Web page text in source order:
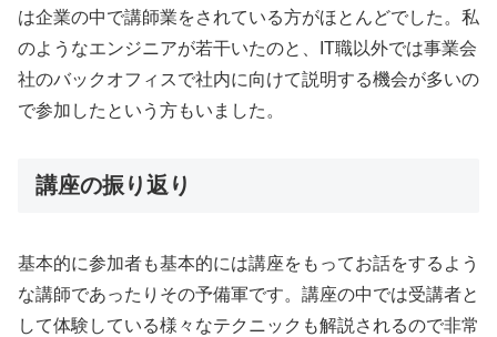
は企業の中で講師業をされている方がほとんどでした。私
のようなエンジニアが若干いたのと、IT職以外では事業会
社のバックオフィスで社内に向けて説明する機会が多いの
で参加したという方もいました。
講座の振り返り
基本的に参加者も基本的には講座をもってお話をするよう
な講師であったりその予備軍です。講座の中では受講者と
して体験している様々なテクニックも解説されるので非常